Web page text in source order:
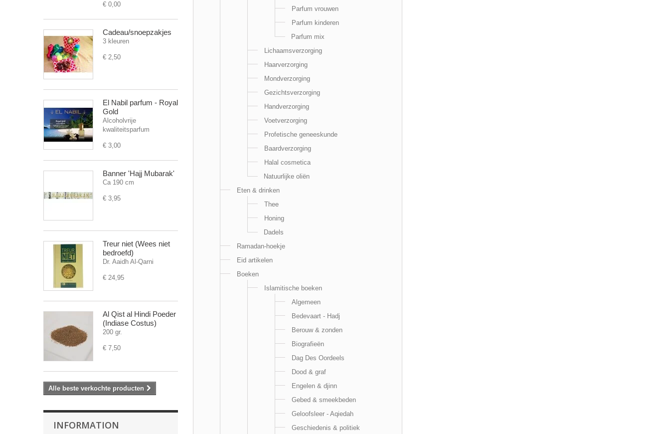
€ 0,00
Cadeau/snoepzakjes
3 kleuren
€ 2,50
El Nabil parfum - Royal
Gold
Alcoholvrije
kwaliteitsparfum
€ 3,00
Banner 'Hajj Mubarak'
Ca 190 cm
€ 3,95
Treur niet (Wees niet
bedroefd)
Dr. Aaidh Al-Qarni
€ 24,95
Al Qist al Hindi Poeder
(Indiase Costus)
200 gr.
€ 7,50
Alle beste verkochte producten
INFORMATION
Parfum vrouwen
Parfum kinderen
Parfum mix
Lichaamsverzorging
Haarverzorging
Mondverzorging
Gezichtsverzorging
Handverzorging
Voetverzorging
Profetische geneeskunde
Baardverzorging
Halal cosmetica
Natuurlijke oliën
Eten & drinken
Thee
Honing
Dadels
Ramadan-hoekje
Eid artikelen
Boeken
Islamitische boeken
Algemeen
Bedevaart - Hadj
Berouw & zonden
Biografieën
Dag Des Oordeels
Dood & graf
Engelen & djinn
Gebed & smeekbeden
Geloofsleer - Aqiedah
Geschiedenis & politiek